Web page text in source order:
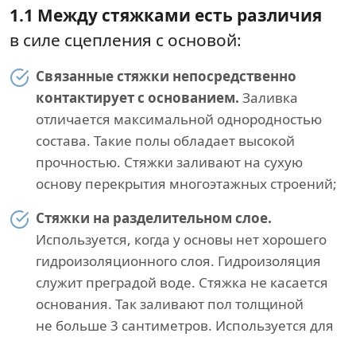
1.1 Между стяжками есть различия
в силе сцепления с основой:
Связанные стяжки непосредственно
контактирует с основанием. Заливка
отличается максимальной однородностью
состава. Такие полы обладает высокой
прочностью. Стяжки заливают на сухую
основу перекрытия многоэтажных строений;
Стяжки на разделительном слое.
Используется, когда у основы нет хорошего
гидроизоляционного слоя. Гидроизоляция
служит преградой воде. Стяжка не касается
основания. Так заливают пол толщиной
не больше 3 сантиметров. Используется для